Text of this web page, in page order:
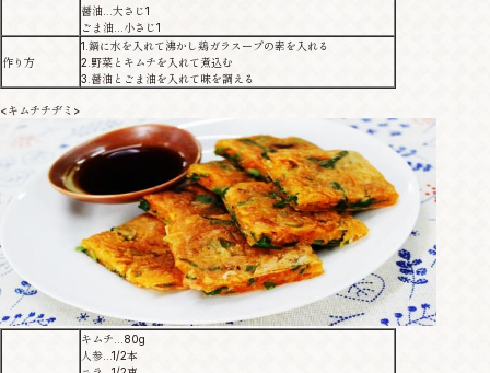
醤油…大さじ1
ごま油…小さじ1
作り方
1.鍋に水を入れて沸かし鶏ガラスープの素を入れる
2.野菜とキムチを入れて煮込む
3.醤油とごま油を入れて味を調える
<キムチチヂミ>
キムチ…80g
人参…1/2本